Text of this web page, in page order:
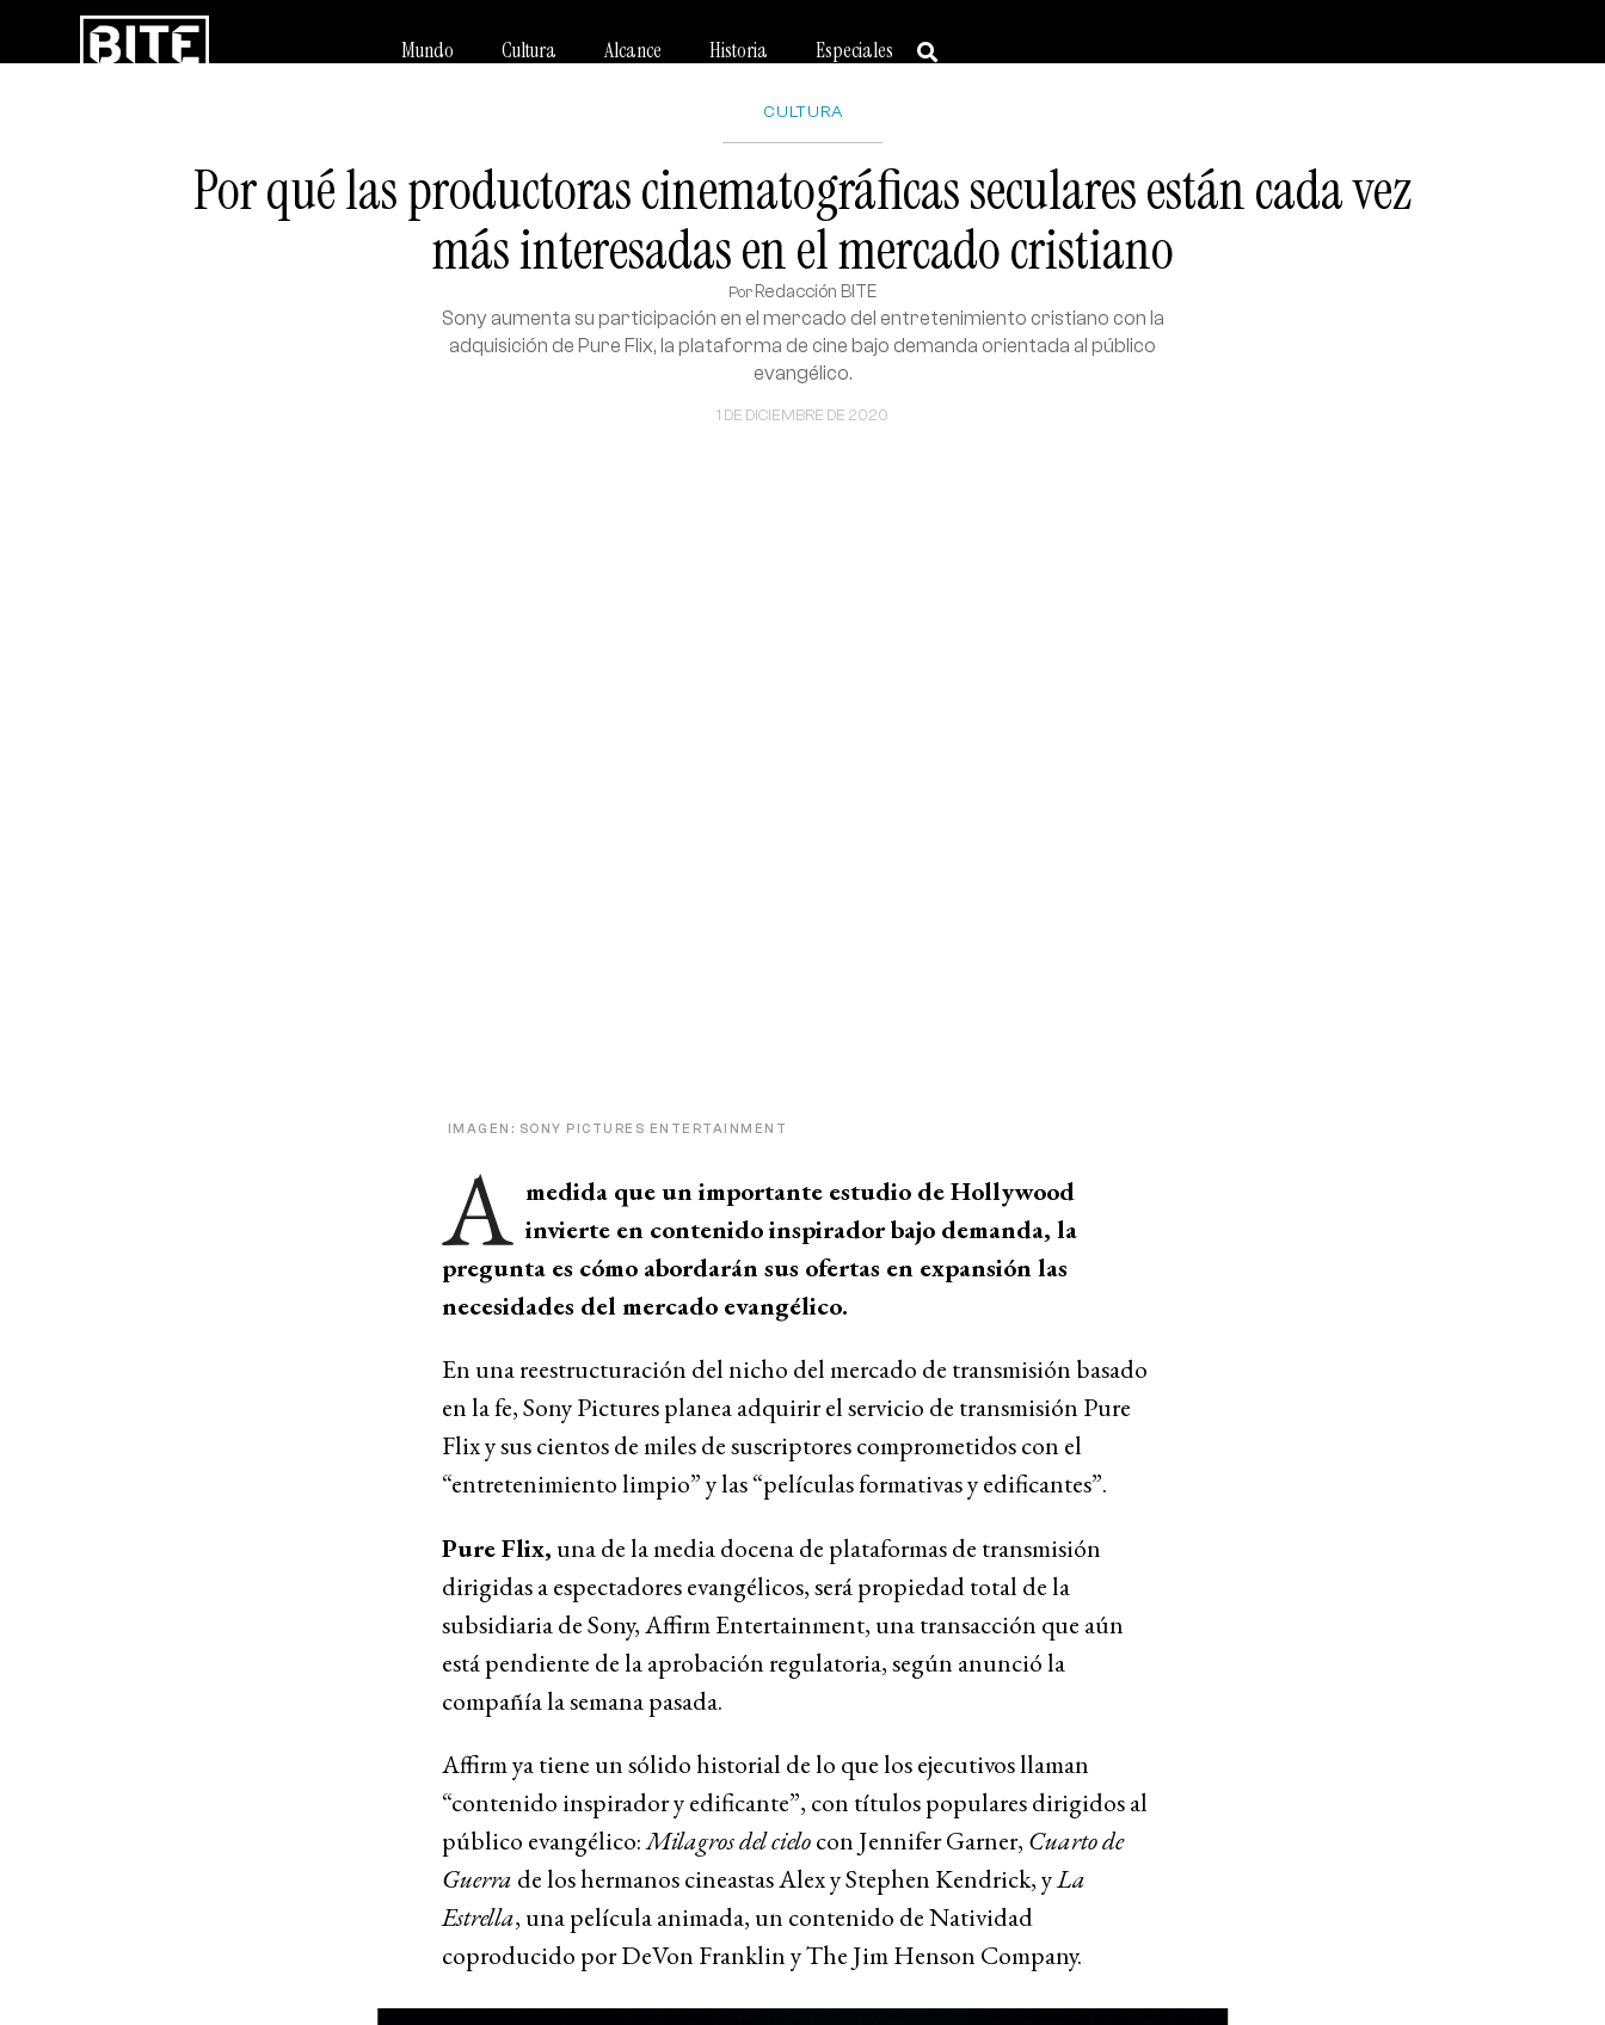
Mundo Cultura Alcance Historia Especiales
CULTURA
Por qué las productoras cinematográficas seculares están cada vez
más interesadas en el mercado cristiano
Por Redacción BITE
1 DE DICIEMBRE DE 2020
Sony aumenta su participación en el mercado del entretenimiento cristiano con la
adquisición de Pure Flix, la plataforma de cine bajo demanda orientada al público
evangélico.
IMAGEN: SONY PICTURES ENTERTAINMENT
A medida que un importante estudio de Hollywood
invierte en contenido inspirador bajo demanda, la
pregunta es cómo abordarán sus ofertas en expansión las
necesidades del mercado evangélico.
En una reestructuración del nicho del mercado de transmisión basado
en la fe, Sony Pictures planea adquirir el servicio de transmisión Pure
Flix y sus cientos de miles de suscriptores comprometidos con el
“entretenimiento limpio” y las “películas formativas y edificantes”.
Pure Flix, una de la media docena de plataformas de transmisión
dirigidas a espectadores evangélicos, será propiedad total de la
subsidiaria de Sony, Affirm Entertainment, una transacción que aún
está pendiente de la aprobación regulatoria, según anunció la
compañía la semana pasada.
Affirm ya tiene un sólido historial de lo que los ejecutivos llaman
“contenido inspirador y edificante”, con títulos populares dirigidos al
público evangélico:Milagros del cielocon Jennifer Garner, Cuarto de
Guerra de los hermanos cineastas Alex y Stephen Kendrick, yLa
Estrella, una película animada, un contenido de Natividad
coproducido por DeVon Franklin y The Jim Henson Company.